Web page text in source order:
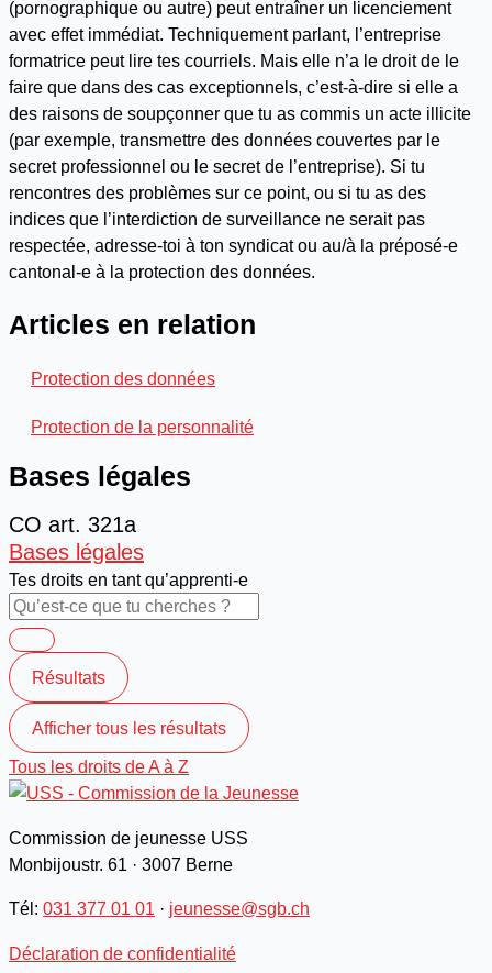
(pornographique ou autre) peut entraîner un licenciement
avec effet immédiat. Techniquement parlant, l’entreprise
formatrice peut lire tes courriels. Mais elle n’a le droit de le
faire que dans des cas exceptionnels, c’est-à-dire si elle a
des raisons de soupçonner que tu as commis un acte illicite
(par exemple, transmettre des données couvertes par le
secret professionnel ou le secret de l’entreprise). Si tu
rencontres des problèmes sur ce point, ou si tu as des
indices que l’interdiction de surveillance ne serait pas
respectée, adresse-toi à ton syndicat ou au/à la préposé-e
cantonal-e à la protection des données.
Articles en relation
Protection des données
Protection de la personnalité
Bases légales
CO art. 321a
Bases légales
Tes droits en tant qu’apprenti-e
Résultats
Afficher tous les résultats
Tous les droits de A à Z
Commission de jeunesse USS
Monbijoustr. 61 · 3007 Berne
Tél: 031 377 01 01 · jeunesse@sgb.ch
Déclaration de confidentialité